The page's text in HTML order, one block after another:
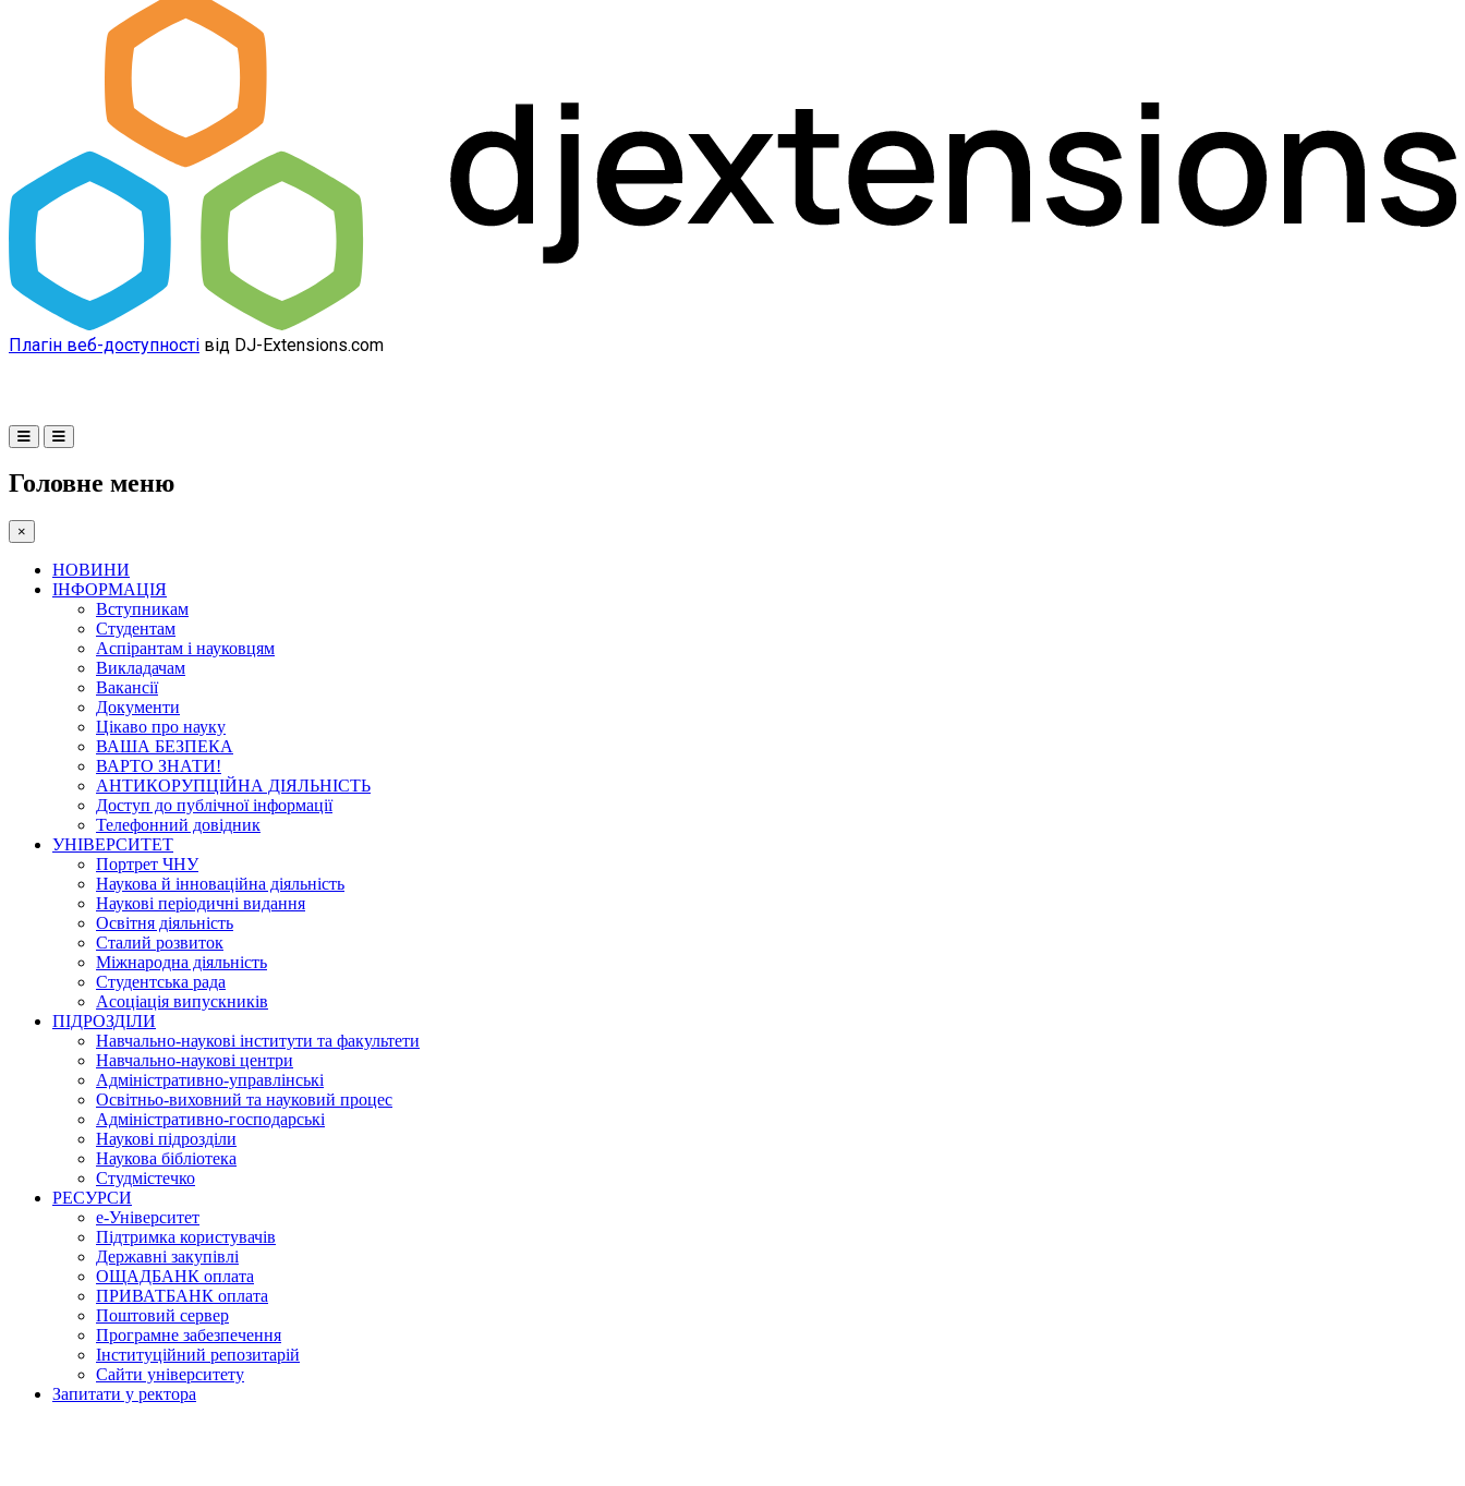
Плагін веб-доступності від DJ-Extensions.com
Головне меню
×
НОВИНИ
ІНФОРМАЦІЯ
Вступникам
Студентам
Аспірантам і науковцям
Викладачам
Вакансії
Документи
Цікаво про науку
ВАША БЕЗПЕКА
ВАРТО ЗНАТИ!
АНТИКОРУПЦІЙНА ДІЯЛЬНІСТЬ
Доступ до публічної інформації
Телефонний довідник
УНІВЕРСИТЕТ
Портрет ЧНУ
Наукова й інноваційна діяльність
Наукові періодичні видання
Освітня діяльність
Сталий розвиток
Міжнародна діяльність
Студентська рада
Асоціація випускників
ПІДРОЗДІЛИ
Навчально-наукові інститути та факультети
Навчально-наукові центри
Адміністративно-управлінські
Освітньо-виховний та науковий процес
Адміністративно-господарські
Наукові підрозділи
Наукова бібліотека
Студмістечко
РЕСУРСИ
е-Університет
Підтримка користувачів
Державні закупівлі
ОЩАДБАНК оплата
ПРИВАТБАНК оплата
Поштовий сервер
Програмне забезпечення
Інституційний репозитарій
Сайти університету
Запитати у ректора